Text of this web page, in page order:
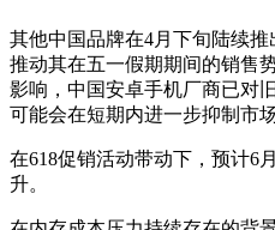
其他中国品牌在4月下旬陆续推
推动其在五一假期期间的销售
影响，中国安卓手机厂商已对
可能会在短期内进一步抑制市场
在618促销活动带动下，预计6
升。